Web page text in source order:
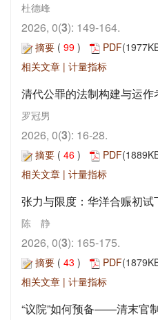
杜德峰
2026, 0(3): 149-164.
摘要 ( 99 ) PDF
相关文章 | 计量指标
清代公罪的法制构建与运作
罗冠男
2026, 0(3): 16-28.
摘要 ( 46 ) PDF
相关文章 | 计量指标
张力与限度：华洋合赈初
陈 静
2026, 0(3): 165-175.
摘要 ( 43 ) PDF
相关文章 | 计量指标
“议院”如何预备——清末官